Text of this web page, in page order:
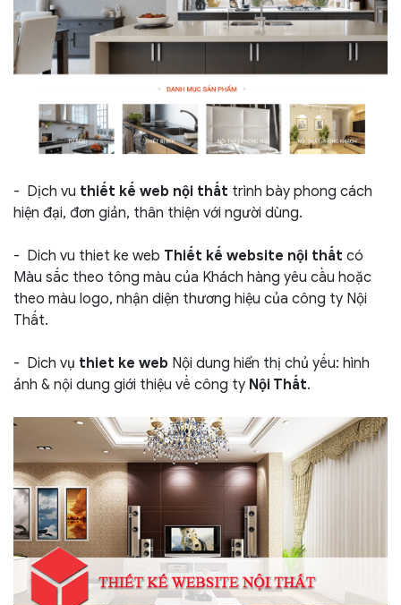
- Dịch vu thiết kế web nội thất trình bày phong cách
hiện đại, đơn giản, thân thiện với người dùng.
- Dich vu thiet ke web Thiết kế website nội thất có
Màu sắc theo tông màu của Khách hàng yêu cầu hoặc
theo màu logo, nhận diện thương hiệu của công ty Nội
Thất.
- Dich vụ thiet ke web Nội dung hiển thị chủ yếu: hình
ảnh & nội dung giới thiệu về công ty Nội Thất.